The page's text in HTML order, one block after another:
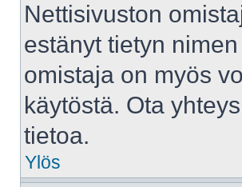
Nettisivuston
estänyt tietyn
omistaja on myös
käytöstä. Ota
tietoa.
Ylös